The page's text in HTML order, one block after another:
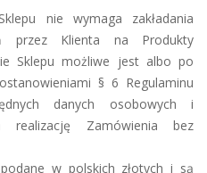
nie wymaga zakładania
przez Klienta na Produkty
Sklepu możliwe jest albo po
§ 6 Regulaminu
danych osobowych i
realizację Zamówienia bez
w polskich złotych i są